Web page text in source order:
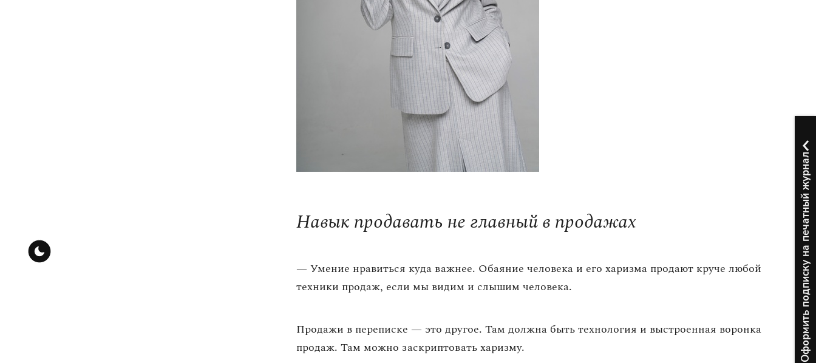
Навык продавать не главный в продажах
— Умение нравиться куда важнее. Обаяние человека и его харизма продают круче любой
техники продаж, если мы видим и слышим человека.
Продажи в переписке — это другое. Там должна быть технология и выстроенная воронка
продаж. Там можно заскриптовать харизму.
Оформить подписку на печатный журнал